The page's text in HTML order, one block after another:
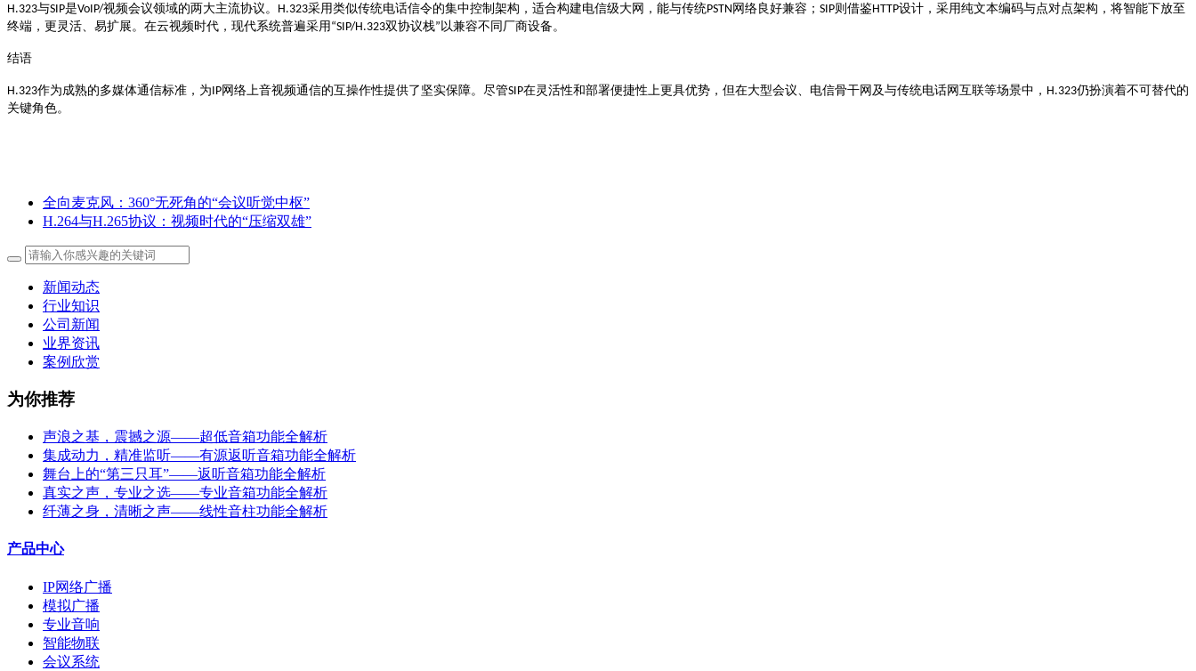
H.323与SIP是VoIP/视频会议领域的两大主流协议。 H.323采用类似传统电话信令的集中控制架构，适合构建电信级大网，能与传统PSTN网络良好兼容 ； SIP则借鉴HTTP设计，采用纯文本编码与点对点架构，将智能下放至
终端，更灵活、易扩展。在云视频时代，现代系统普遍采用 “SIP/H.323双协议栈” 以兼容不同厂商设备。
结语
H.323作为成熟的多媒体通信标准，为IP网络上音视频通信的互操作性提供了坚实保障。尽管SIP在灵活性和部署便捷性上更具优势，但在大型会议、电信骨干网及与传统电话网互联等场景中， H.323仍扮演着不可替代的
关键角色。
全向麦克风：360°无死角的“会议听觉中枢”
H.264与H.265协议：视频时代的“压缩双雄”
新闻动态
行业知识
公司新闻
业界资讯
案例欣赏
为你推荐
声浪之基，震撼之源——超低音箱功能全解析
集成动力，精准监听——有源返听音箱功能全解析
舞台上的“第三只耳”——返听音箱功能全解析
真实之声，专业之选——专业音箱功能全解析
纤薄之身，清晰之声——线性音柱功能全解析
产品中心
IP网络广播
模拟广播
专业音响
智能物联
会议系统